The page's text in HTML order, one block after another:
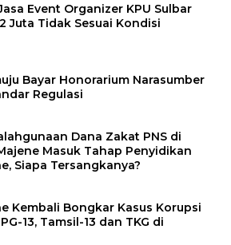
Event Organizer KPU Sulbar
Juta Tidak Sesuai Kondisi
Bayar Honorarium Narasumber
Regulasi
Dana Zakat PNS di
Masuk Tahap Penyidikan
Siapa Tersangkanya?
Kembali Bongkar Kasus Korupsi
13, Tamsil-13 dan TKG di